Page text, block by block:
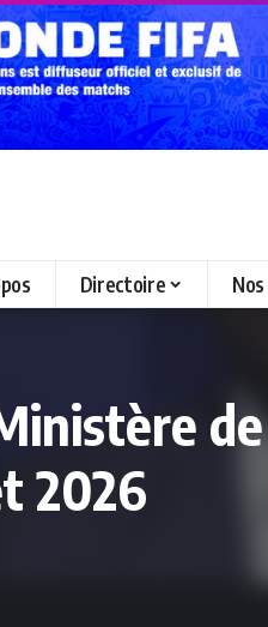
Directoire
2026